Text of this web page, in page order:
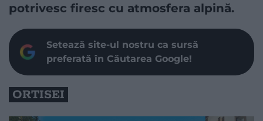
potrivesc firesc cu atmosfera alpină.
Setează site-ul nostru ca sursă
preferată în Căutarea Google!
ORTISEI